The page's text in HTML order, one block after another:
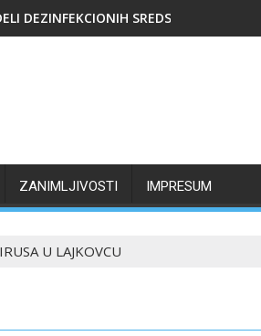
DEZINFEKCIONIH SREDSTAVA
ZANIMLJIVOSTI IMPRESUM
U LAJKOVCU